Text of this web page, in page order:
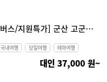
[버스/지원특가] 군산 고군산군도(선유도, 장자도, 대장도), 시간여행마을, 경암동철길마을 당일여행
국내여행 당일여행 테마여행
대인 37,000 원~